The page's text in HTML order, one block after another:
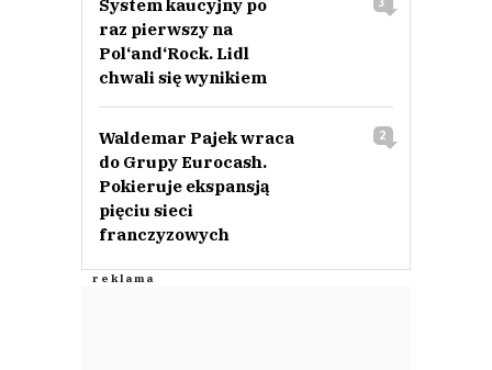
System kaucyjny po
raz pierwszy na
Pol‘and‘Rock. Lidl
chwali się wynikiem
Waldemar Pajek wraca
do Grupy Eurocash.
Pokieruje ekspansją
pięciu sieci
franczyzowych
2